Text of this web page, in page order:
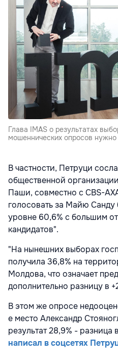
Глава IMAS о результатах
мошеннических опросов нужно
В частности, Петруци
общественной
Паши, совместно с CBS-
голосовать за Майю Санду
уровне 60,6% с большим
кандидатов".
"На нынешних выборах
получила 36,8% на
Молдова, что означает
дополнительно разницу в
В этом же опросе
е место Александр
результат 28,9% - разница
написал в соцсетях